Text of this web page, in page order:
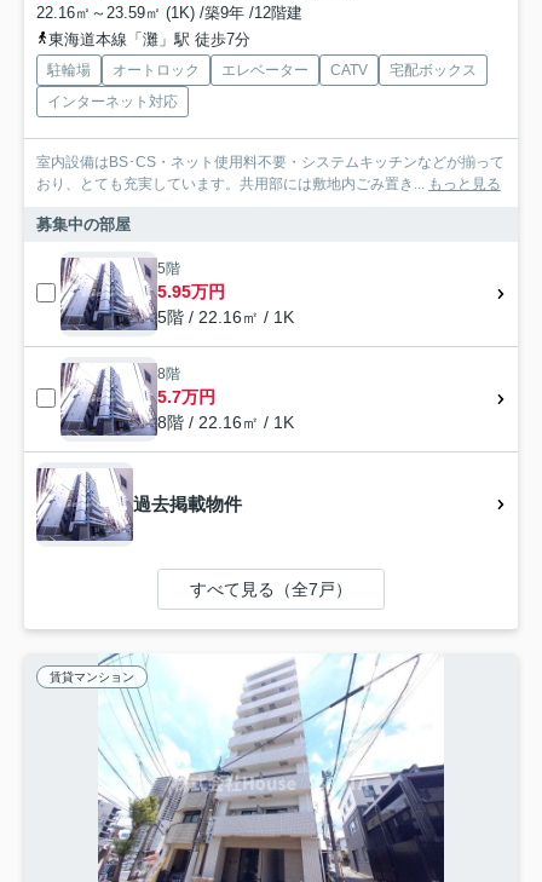
22.16㎡～23.59㎡ (1K) /築9年 /12階建
東海道本線「灘」駅 徒歩7分
駐輪場 オートロック エレベーター CATV
宅配ボックス
インターネット対応
室内設備はBS･CS・ネット使用料不要・システムキッチンなどが揃って
おり、とても充実しています。共用部には敷地内ごみ置き... もっと見る
募集中の部屋
5階
5.95万円
5階 / 22.16㎡ / 1K
8階
5.7万円
8階 / 22.16㎡ / 1K
過去掲載物件
すべて見る（全7戸）
賃貸マンション